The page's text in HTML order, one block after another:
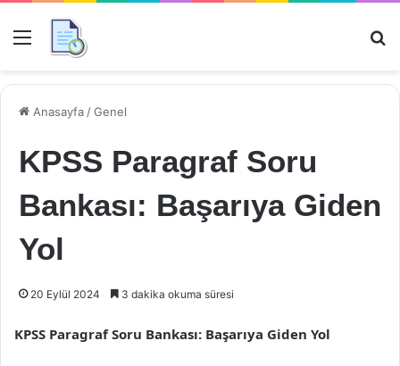
Menü
Anasayfa /Genel
KPSS Paragraf Soru
Bankası: Başarıya Giden
Yol
20 Eylül 2024 3 dakika okuma süresi
KPSS Paragraf Soru Bankası: Başarıya Giden Yol